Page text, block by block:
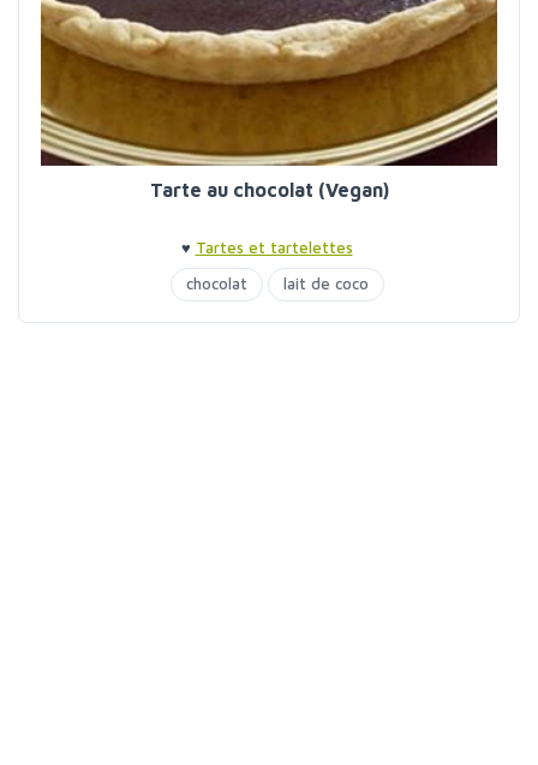
Tarte au chocolat (Vegan)
♥ Tartes et tartelettes
chocolat
lait de coco